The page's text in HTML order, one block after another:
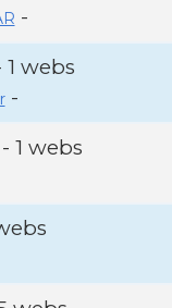
-
1 webs
-
- 1 webs